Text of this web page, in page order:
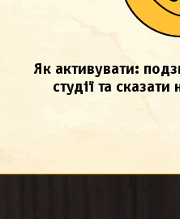
Як активувати:
студії та